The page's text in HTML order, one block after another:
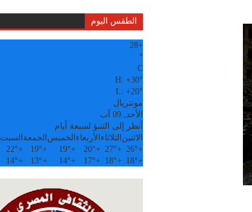
الطقس اليوم
+
28
°
C
H: +30°
L: +20°
مونتريال
الأحد, 09 آب
أنظر إلى التنبؤ لسبعة أيام
الاثنين الثلاثاء الأربعاء الخميس الجمعة السبت
+
26°
+
27°
+
20°
+
19°
+
19°
+
22°
+
18°
+
18°
+
17°
+
14°
+
13°
+
14°